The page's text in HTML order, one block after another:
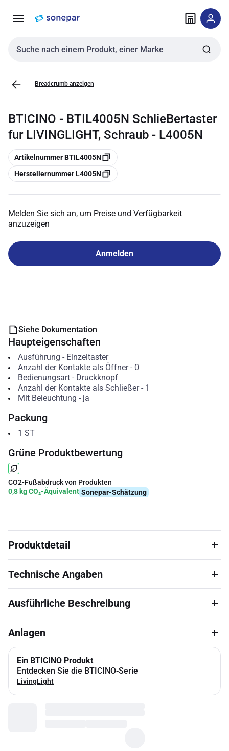
NavigationInhalt
Sucheingabe
Breadcrumb anzeigen
BTICINO - BTIL4005N SchlieBertaster
fur LIVINGLIGHT, Schraub - L4005N
Kopieren
Artikelnummer BTIL4005N
Kopieren
Herstellernummer L4005N
Melden Sie sich an, um Preise und Verfügbarkeit
anzuzeigen
Anmelden
Siehe Dokumentation
Haupteigenschaften
Ausführung - Einzeltaster
Anzahl der Kontakte als Öffner- 0
Bedienungsart- Druckknopf
Anzahl der Kontakte als Schließer- 1
Mit Beleuchtung - ja
Packung
1 ST
Grüne Produktbewertung
CO2-Fußabdruck von Produkten
0,8 kg CO₂-Äquivalent Sonepar-Schätzung
Produktdetail
Technische Angaben
Ausführliche Beschreibung
Anlagen
Ein BTICINO Produkt
Entdecken Sie die BTICINO-Serie
LivingLight